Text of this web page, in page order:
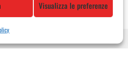
Visualizza le preferenze